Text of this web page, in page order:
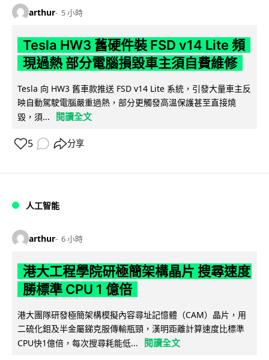
arthur 5 小時
Tesla HW3 舊硬件裝 FSD v14 Lite 頻
現過熱 部分電腦損毀車主須自費維修
Tesla 向 HW3 舊車款推送 FSD v14 Lite 系統，引發大量車主反
映自動駕駛電腦嚴重過熱，部分更觸發高溫保護甚至直接燒
毀，須...
閱讀全文
5 分享
人工智能
arthur 6 小時
港大工程學院研極簡架構晶片 搜尋速度
勝標準 CPU 1 億倍
港大團隊研發極簡架構模擬內容尋址記憶體（CAM）晶片，用
二硫化鉬及半金屬銻克服傳輸瓶頸，漢明距離計算速度比標準
CPU快1億倍，每次搜尋耗能低...
閱讀全文